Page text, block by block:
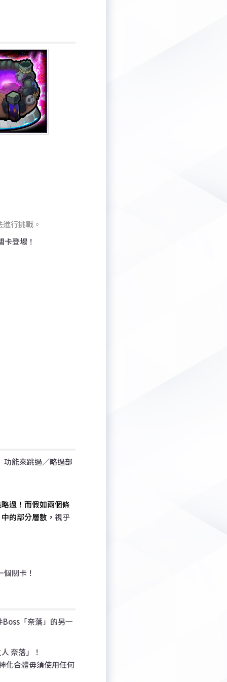
行挑戰。
登場！
功能來跳過／略過部
過！而假如兩個條
的部分層數， 視乎
關卡！
「奈落」的另一
奈落」！
化合體毋須使用任何